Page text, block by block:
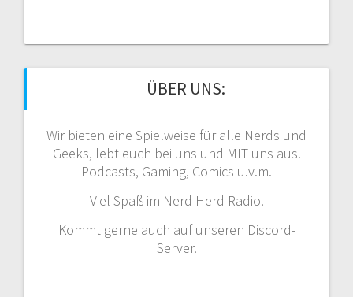
ÜBER UNS:
Wir bieten eine Spielweise für alle Nerds und
Geeks, lebt euch bei uns und MIT uns aus.
Podcasts, Gaming, Comics u.v.m.
Viel Spaß im Nerd Herd Radio.
Kommt gerne auch auf unseren Discord-
Server.